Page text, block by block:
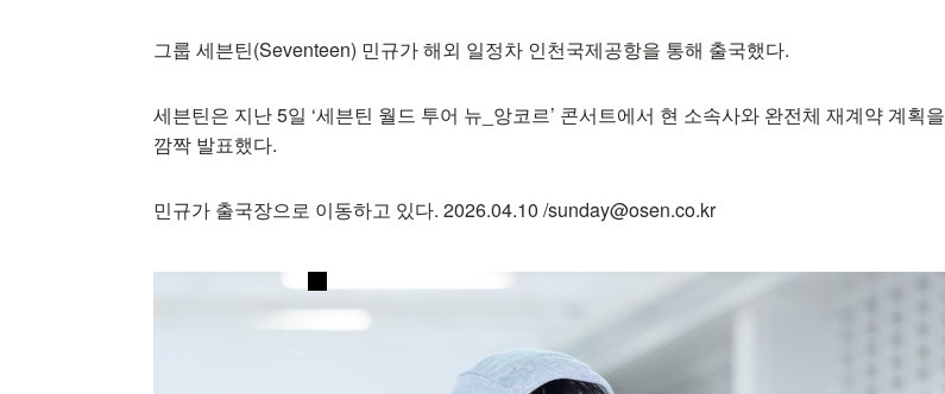
그룹 세븐틴(Seventeen) 민규가 해외 일정차 인천국제공항을 통해 출국했다.
세븐틴은 지난 5일 ‘세븐틴 월드 투어 뉴_앙코르’ 콘서트에서 현 소속사와 완전체 재계약 계획을
깜짝 발표했다.
민규가 출국장으로 이동하고 있다. 2026.04.10 /sunday@osen.co.kr